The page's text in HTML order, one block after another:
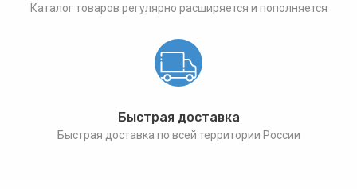
Каталог товаров регулярно расширяется и пополняется
Быстрая доставка
Быстрая доставка по всей территории России